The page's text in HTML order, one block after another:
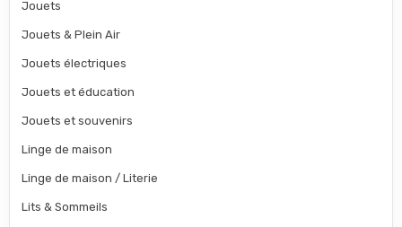
Jouets
Jouets & Plein Air
Jouets électriques
Jouets et éducation
Jouets et souvenirs
Linge de maison
Linge de maison / Literie
Lits & Sommeils